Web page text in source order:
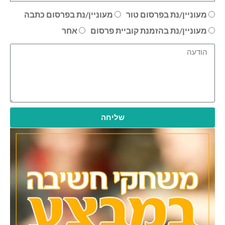
מעוניין/נת בפרסום טור
מעוניין/נת בפרסום כתבה
מעוניין/נת בהזמנת קוביית פרסום
אחר
שליחה